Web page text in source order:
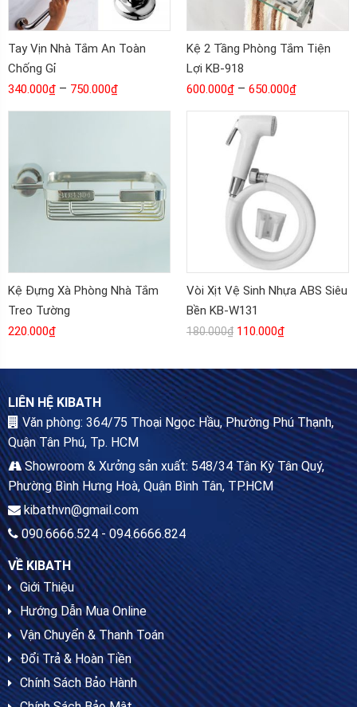
Tay Vịn Nhà Tắm An Toàn
Chống Gỉ
340.000₫ – 750.000₫
Kệ 2 Tầng Phòng Tắm Tiện
Lợi KB-918
600.000₫ – 650.000₫
Kệ Đựng Xà Phòng Nhà Tắm
Treo Tường
220.000₫
Vòi Xịt Vệ Sinh Nhựa ABS Siêu
Bền KB-W131
180.000₫ 110.000₫
LIÊN HỆ KIBATH
Văn phòng: 364/75 Thoại Ngọc Hầu, Phường Phú Thạnh,
Quận Tân Phú, Tp. HCM
Showroom & Xưởng sản xuất: 548/34 Tân Kỳ Tân Quý,
Phường Bình Hưng Hoà, Quận Bình Tân, TP.HCM
kibathvn@gmail.com
090.6666.524 - 094.6666.824
VỀ KIBATH
Giới Thiệu
Hướng Dẫn Mua Online
Vận Chuyển & Thanh Toán
Đổi Trả & Hoàn Tiền
Chính Sách Bảo Hành